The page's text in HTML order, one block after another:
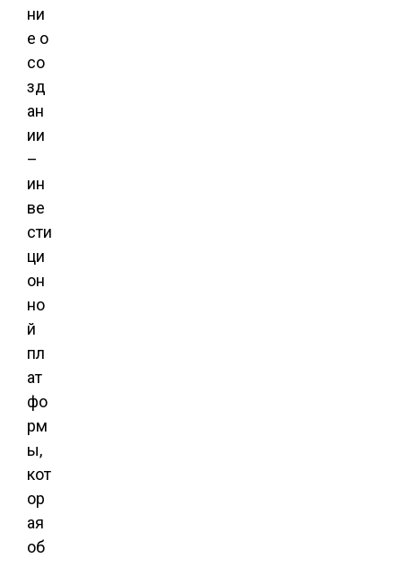
ни
е о
со
зд
ан
ии
–
ин
ве
сти
ци
он
но
й
пл
ат
фо
рм
ы,
кот
ор
ая
об